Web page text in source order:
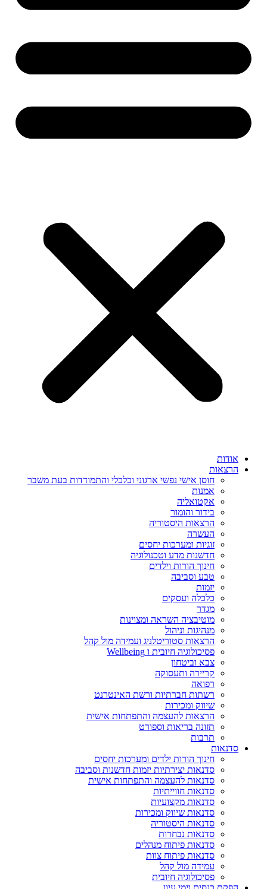
אודות
הרצאות
חוסן אישי נפשי ארגוני וכלכלי והתמודדות בעת משבר
אמנות
אקטואליה
בידור והומור
הרצאות היסטוריה
העשרה
זוגיות ומערכות יחסים
חדשנות מדע וטכנולוגיה
חינוך הורות וילדים
טבע וסביבה
יזמות
כלכלה ועסקים
מגדר
מוטיבציה השראה ומצוינות
מנהיגות וניהול
הרצאות סטוריטלניג ועמידה מול קהל
פסיכולוגיה חיובית ו Wellbeing
צבא וביטחון
קריירה ותעסוקה
רפואה
רשתות חברתיות ורשת האינטרנט
שיווק ומכירות
הרצאות להעצמה והתפתחות אישית
תזונה בריאות וספורט
תרבות
סדנאות
חינוך הורות ילדים ומערכות יחסים
סדנאות יצירתיות יזמות חדשנות וסביבה
סדנאות להעצמה והתפתחות אישית
סדנאות חווייתיות
סדנאות מקצועיות
סדנאות שיווק ומכירות
סדנאות היסטוריה
סדנאות נבחרות
סדנאות פיתוח מנהלים
סדנאות פיתוח צוות
עמידה מול קהל
פסיכולוגיה חיובית